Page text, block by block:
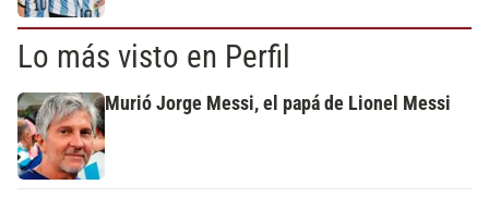
Lo más visto en Perfil
Murió Jorge Messi, el papá de Lionel Messi